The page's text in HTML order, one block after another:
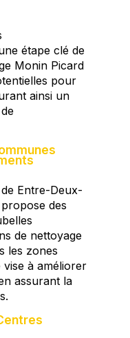
étape clé de
Monin Picard
pour
ainsi un
Entre-Deux-
des
de nettoyage
les zones
à améliorer
assurant la